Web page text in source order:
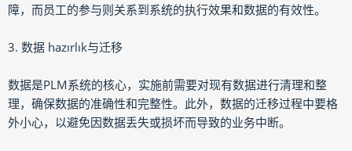
障，而员工的参与则关系到系统的执行效果和数据的有效性。
3. 数据 hazırlık与迁移
数据是PLM系统的核心，实施前需要对现有数据进行清理和整
理，确保数据的准确性和完整性。此外，数据的迁移过程中要格
外小心，以避免因数据丢失或损坏而导致的业务中断。